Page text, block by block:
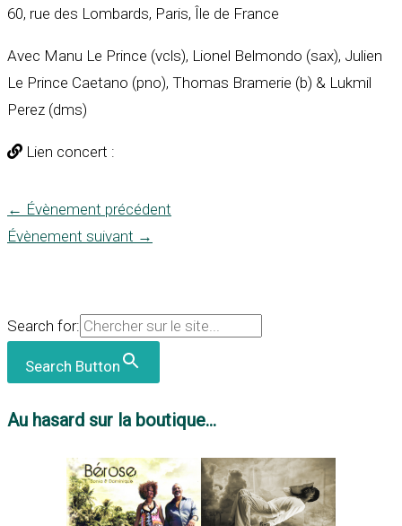
60, rue des Lombards, Paris, Île de France
Avec Manu Le Prince (vcls), Lionel Belmondo (sax), Julien
Le Prince Caetano (pno), Thomas Bramerie (b) & Lukmil
Perez (dms)
Lien concert :
← Évènement précédent
Évènement suivant →
Search for:
Search Button
Au hasard sur la boutique...